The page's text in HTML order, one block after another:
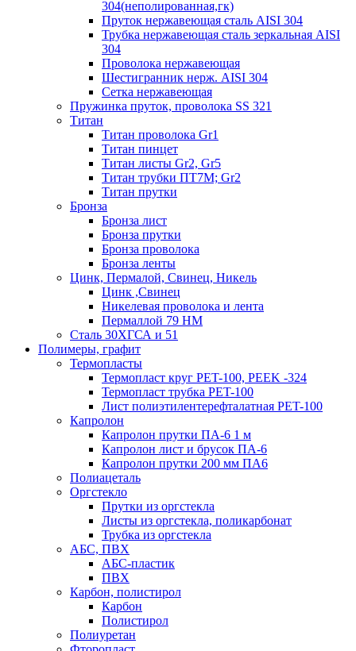
304(неполированная,гк)
Пруток нержавеющая сталь AISI 304
Трубка нержавеющая сталь зеркальная AISI
304
Проволока нержавеющая
Шестигранник нерж. AISI 304
Сетка нержавеющая
Пружинка пруток, проволока SS 321
Титан
Титан проволока Gr1
Титан пинцет
Титан листы Gr2, Gr5
Титан трубки ПТ7М; Gr2
Титан прутки
Бронза
Бронза лист
Бронза прутки
Бронза проволока
Бронза ленты
Цинк, Пермалой, Свинец, Никель
Цинк ,Свинец
Никелевая проволока и лента
Пермаллой 79 НМ
Сталь 30ХГСА и 51
Полимеры, графит
Термопласты
Термопласт круг PET-100, PEEK -324
Термопласт трубка PET-100
Лист полиэтилентерефталатная PET-100
Капролон
Капролон прутки ПА-6 1 м
Капролон лист и брусок ПА-6
Капролон прутки 200 мм ПА6
Полиацеталь
Оргстекло
Прутки из оргстекла
Листы из оргстекла, поликарбонат
Трубка из оргстекла
АБС, ПВХ
АБС-пластик
ПВХ
Карбон, полистирол
Карбон
Полистирол
Полиуретан